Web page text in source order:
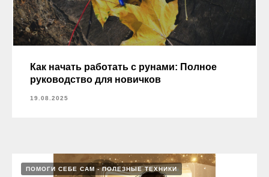
Как начать работать с рунами: Полное
руководство для новичков
19.08.2025
ПОМОГИ СЕБЕ САМ - ПОЛЕЗНЫЕ ТЕХНИКИ